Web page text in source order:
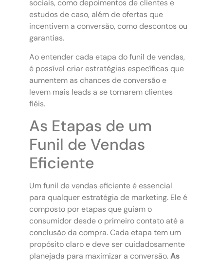
sociais, como depoimentos de clientes e
estudos de caso, além de ofertas que
incentivem a conversão, como descontos ou
garantias.
Ao entender cada etapa do funil de vendas,
é possível criar estratégias específicas que
aumentem as chances de conversão e
levem mais leads a se tornarem clientes
fiéis.
As Etapas de um
Funil de Vendas
Eficiente
Um funil de vendas eficiente é essencial
para qualquer estratégia de marketing. Ele é
composto por etapas que guiam o
consumidor desde o primeiro contato até a
conclusão da compra. Cada etapa tem um
propósito claro e deve ser cuidadosamente
planejada para maximizar a conversão.As